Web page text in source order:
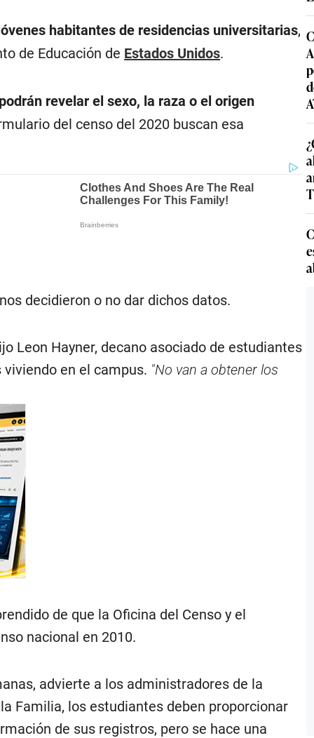
habitantes de residencias universitarias,
de Educación de Estados Unidos.
revelar el sexo, la raza o el origen
del censo del 2020 buscan esa
decidieron o no dar dichos datos.
Leon Hayner, decano asociado de estudiantes
en el campus. "No van a obtener los
de que la Oficina del Censo y el
nacional en 2010.
advierte a los administradores de la
Familia, los estudiantes deben proporcionar
de sus registros, pero se hace una